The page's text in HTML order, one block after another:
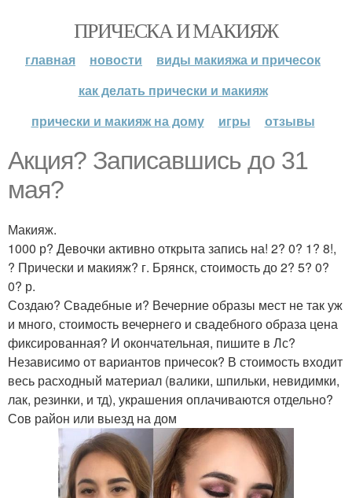
ПРИЧЕСКА И МАКИЯЖ
главная новости
виды макияжа и причесок
как делать прически и макияж
прически и макияж на дому
игры отзывы
Акция? Записавшись до 31
мая?
Макияж.
1000 р? Девочки активно открыта запись на! 2? 0? 1? 8!,
? Прически и макияж? г. Брянск, стоимость до 2? 5? 0?
0? р.
Создаю? Свадебные и? Вечерние образы мест не так уж
и много, стоимость вечернего и свадебного образа цена
фиксированная? И окончательная, пишите в Лс?
Независимо от вариантов причесок? В стоимость входит
весь расходный материал (валики, шпильки, невидимки,
лак, резинки, и тд), украшения оплачиваются отдельно?
Сов район или выезд на дом